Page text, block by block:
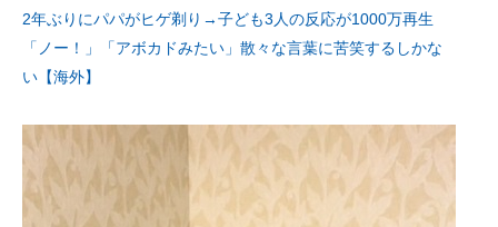
2年ぶりにパパがヒゲ剃り→子ども3人の反応が1000万再生
「ノー！」「アボカドみたい」散々な言葉に苦笑するしかな
い【海外】